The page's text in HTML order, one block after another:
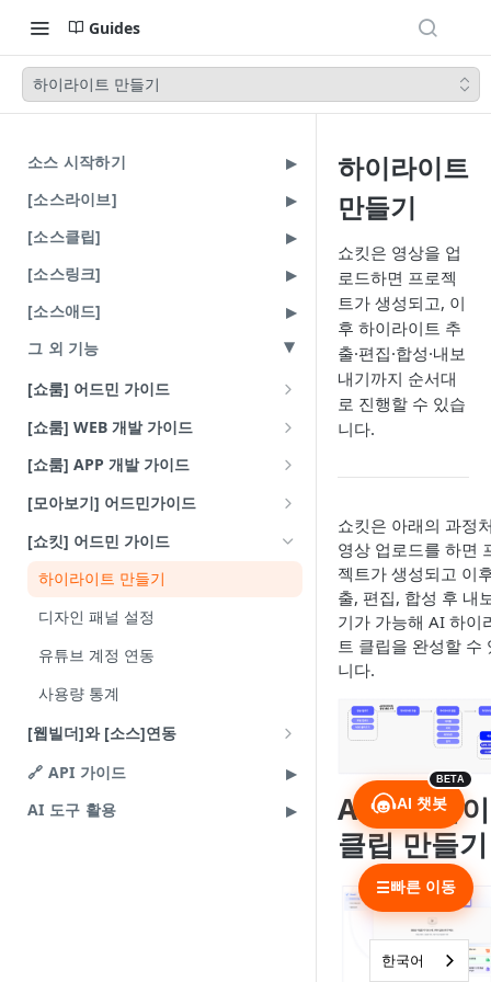
Guides
하이라이트 만들기
소스 시작하기
[소스라이브]
[소스클립]
[소스링크]
[소스애드]
그 외 기능
[쇼룸] 어드민 가이드
배너
VOD 큐레이션
CLIP 큐레이션
쇼룸 설정
[쇼룸] WEB 개발 가이드
라이브러리 연동 방식
쇼룸 브릿지 가이드
[쇼룸] APP 개발 가이드
Android 웹뷰 연동
iOS 웹뷰 연동
[모아보기] 어드민가이드
상단 배너 설정
큐레이션 설정
모아보기 화면 구성
[쇼킷] 어드민 가이드
하이라이트 만들기
디자인 패널 설정
유튜브 계정 연동
사용량 통계
[웹빌더]와 [소스]연동
카페24와 소스라이브 연동
메이크샵과 소스라이브 연동
🔗 API 가이드
AI 도구 활용
하이라이트
만들기
쇼킷은 영상을 업
로드하면 프로젝
트가 생성되고, 이
후 하이라이트 추
출·편집·합성·내보
내기까지 순서대
로 진행할 수 있습
니다.
쇼킷은 아래의 과정
영상 업로드를 하면
젝트가 생성되고 이
출, 편집, 합성 후 내
기가 가능해 AI 하이
트 클립을 완성할 수
니다.
AI 하이라
클립 만들기
☰빠른 이동
BETA
AI 챗봇
한국어